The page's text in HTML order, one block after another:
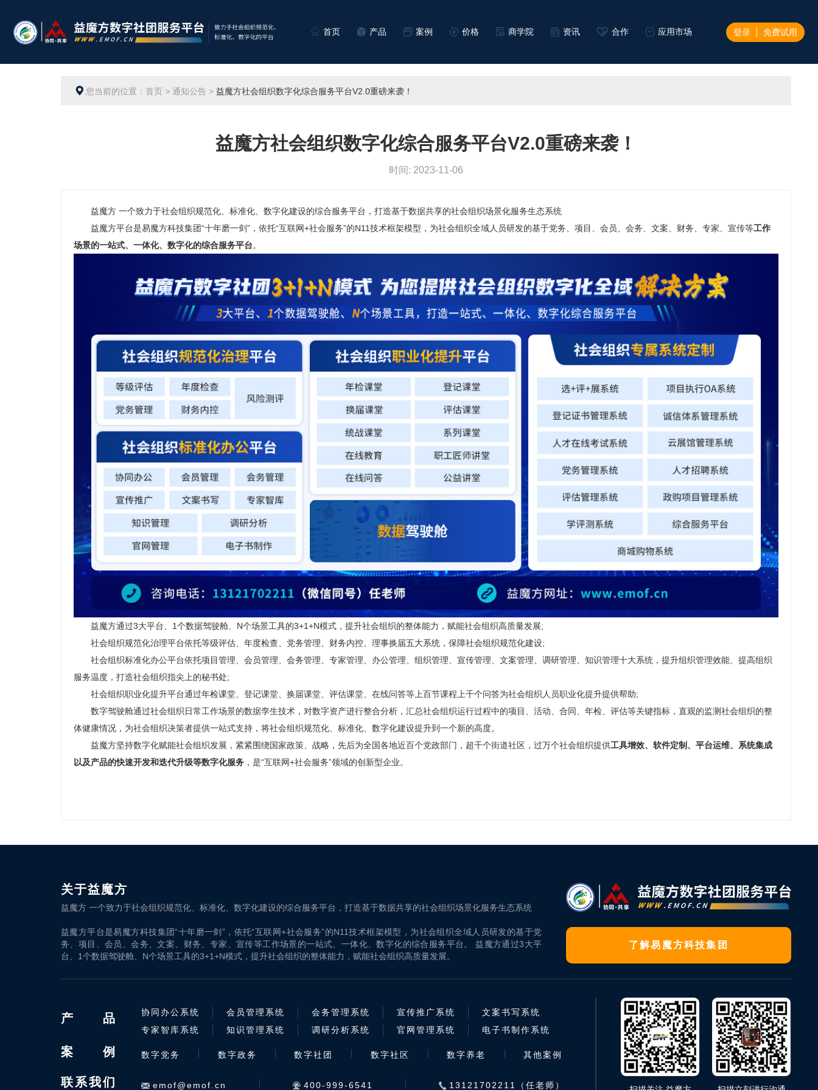
首页 产品 案例 价格 商学院 资讯 合作 应用市场 登录 免费试用
您当前的位置：首页 > 通知公告 > 益魔方社会组织数字化综合服务平台V2.0重磅来袭！
益魔方社会组织数字化综合服务平台V2.0重磅来袭！
时间: 2023-11-06
益魔方 一个致力于社会组织规范化、标准化、数字化建设的综合服务平台，打造基于数据共享的社会组织场景化服务生态系统
益魔方平台是易魔方科技集团“十年磨一剑”，依托“互联网+社会服务”的N11技术框架模型，为社会组织全域人员研发的基于党务、项目、会员、会务、文案、财务、专家、宣传等工作
场景的一站式、一体化、数字化的综合服务平台。
益魔方通过3大平台、1个数据驾驶舱、N个场景工具的3+1+N模式，提升社会组织的整体能力，赋能社会组织高质量发展;
社会组织规范化治理平台依托等级评估、年度检查、党务管理、财务内控、理事换届五大系统，保障社会组织规范化建设;
社会组织标准化办公平台依托项目管理、会员管理、会务管理、专家管理、办公管理、组织管理、宣传管理、文案管理、调研管理、知识管理十大系统，提升组织管理效能、提高组织
服务温度，打造社会组织指尖上的秘书处;
社会组织职业化提升平台通过年检课堂、登记课堂、换届课堂、评估课堂、在线问答等上百节课程上千个问答为社会组织人员职业化提升提供帮助;
数字驾驶舱通过社会组织日常工作场景的数据孪生技术，对数字资产进行整合分析，汇总社会组织运行过程中的项目、活动、合同、年检、评估等关键指标，直观的监测社会组织的整
体健康情况，为社会组织决策者提供一站式支持，将社会组织规范化、标准化、数字化建设提升到一个新的高度。
益魔方坚持数字化赋能社会组织发展，紧紧围绕国家政策、战略，先后为全国各地近百个党政部门，超千个街道社区，过万个社会组织提供工具增效、软件定制、平台运维、系统集成
以及产品的快速开发和迭代升级等数字化服务 ，是“互联网+社会服务”领域的创新型企业。
关于益魔方
益魔方 一个致力于社会组织规范化、标准化、数字化建设的综合服务平台，打造基于数据共享的社会组织场景化服务生态系统
益魔方平台是易魔方科技集团“十年磨一剑”，依托“互联网+社会服务”的N11技术框架模型，为社会组织全域人员研发的基于党
务、项目、会员、会务、文案、财务、专家、宣传等工作场景的一站式、一体化、数字化的综合服务平台。 益魔方通过3大平
台、1个数据驾驶舱、N个场景工具的3+1+N模式，提升社会组织的整体能力，赋能社会组织高质量发展。
了解易魔方科技集团
产 品 协同办公系统 会员管理系统 会务管理系统 宣传推广系统
文案书写系统
专家智库系统
知识管理系统 调研分析系统 官网管理系统 电子书制作系统
案 例 数字党务 数字政务 数字社团 数字社区 数字养老 其他案例
联系我们 emof@emof.cn 400-999-6541 13121702211（任老师）